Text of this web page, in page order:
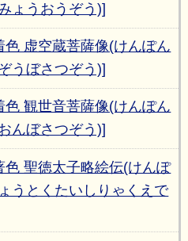
ょうおうぞう)]
虚空蔵菩薩像(けんぽん
うぼさつぞう)]
観世音菩薩像(けんぽん
んぼさつぞう)]
色 聖徳太子略絵伝(けんぽ
うとくたいしりゃくえで